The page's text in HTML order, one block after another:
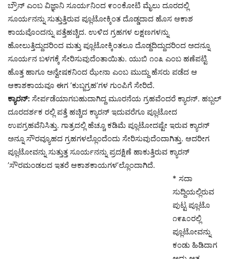
ಬ್ರೌನ್ ಎಂಬ ವಿಜ್ಞಾನಿ ಸೂರ್ಯನಿಂದ ೯೦೦ಕೋಟಿ ಮೈಲು ದೂರದಲ್ಲಿ
ಸೂರ್ಯನನ್ನು ಸುತ್ತುತ್ತಿರುವ ಪ್ಲೂಟೋಕ್ಕಿಂತ ದೊಡ್ಡದಾದ ಹೊಸ ಆಕಾಶ
ಕಾಯವೊಂದನ್ನು ಪತ್ತೆಹಚ್ಚಿದ. ಉಳಿದ ಗ್ರಹಗಳ ಲಕ್ಷಣಗಳನ್ನು
ಹೋಲುತ್ತಿದ್ದುದರಿಂದ ಮತ್ತು ಪ್ಲೂಟೋಕ್ಕಿಂತಲೂ ದೊಡ್ದದಿದ್ದುದರಿಂದ ಅದನ್ನೂ
ಸೂರ್ಯನ ಬಳಗಕ್ಕೆ ಸೇರಿಸುವುದೆಂತಾಯಿತು. ಯುಬಿ ೧೦೩ ಎಂಬ ಹಣೆಪಟ್ಟಿ
ಹೊತ್ತ ಹಾಗೂ ಅನ್ವೇಷಕನಿಂದ ಝೇನಾ ಎಂಬ ಮುದ್ದು ಹೆಸರು ಪಡೆದ ಆ
ಆಕಾಶಕಾಯವೂ ಈಗ ’ಕುಬ್ಜಗ್ರಹ’ಗಳ ಗುಂಪಿಗೆ ಸೇರಿದೆ.
ಕ್ಯಾರನ್: ಸೇರ್ಪಡೆಯಾಗಬಹುದಾಗಿದ್ದ ಮೂರನೆಯ ಗ್ರಹವೆಂದರೆ ಕ್ಯಾರನ್. ಹಬ್ಬಲ್
ದೂರದರ್ಶಕ ರಲ್ಲಿ ಪತ್ತೆ ಹಚ್ಚಿದ ಕ್ಯಾರನ್ ಇದುವರೆಗೂ ಪ್ಲೂಟೋದ
ಉಪಗ್ರಹವೆನಿಸಿತ್ತು. ಗಾತ್ರದಲ್ಲಿ ಹೆಚ್ಚೂ ಕಡಿಮೆ ಪ್ಲೂಟೋದಷ್ಟೇ ಇರುವ ಕ್ಯಾರನ್
ಅನ್ನೂ ಸೌರವ್ಯೂಹದ ಗ್ರಹಗಳಲ್ಲೊಂದೆಂದು ಸೇರಿಸುವುದೆಂದಾಗಿತ್ತು. ಆದರೀಗ
ಪ್ಲೂಟೋವನ್ನು ಸುತ್ತುತ್ತ ಸೂರ್ಯನನ್ನು ಪ್ರದಕ್ಷಿಣೆ ಹಾಕುತ್ತಿರುವ ಕ್ಯಾರನ್
’ಸೌರಮಂಡಲದ ಇತರೆ ಆಕಾಶಕಾಯಗಳ’ಲ್ಲೊಂದಾಗಿದೆ.
* ಸದಾ
ಸುದ್ದಿಯಲ್ಲಿರುವ
ಪುಟ್ಟ ಪ್ಲೂಟೊ
೧೯೩೦ರಲ್ಲಿ
ಪ್ಲೂಟೋವನ್ನು
ಕಂಡು ಹಿಡಿದಾಗ